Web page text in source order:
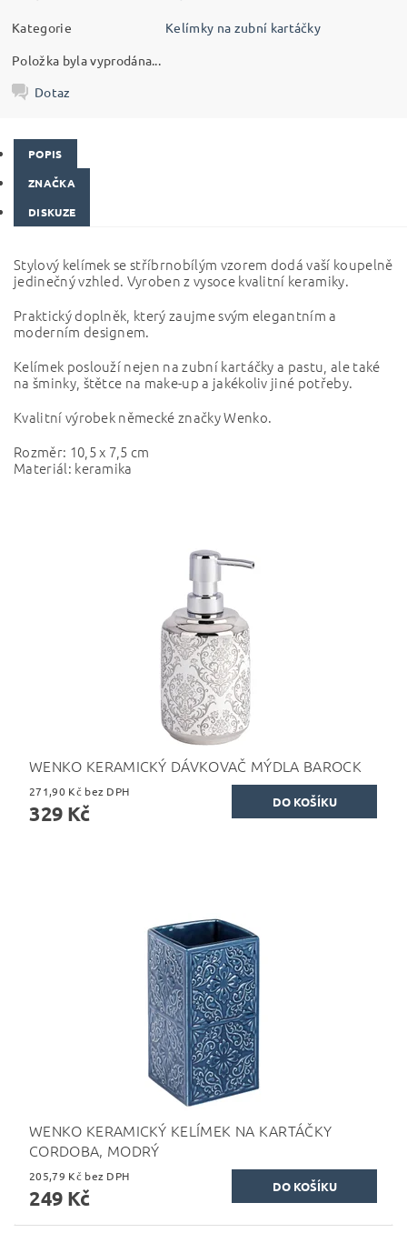
Kategorie
Kelímky na zubní kartáčky
Položka byla vyprodána...
Dotaz
POPIS
ZNAČKA
DISKUZE
Stylový kelímek se stříbrnobílým vzorem dodá vaší koupelně
jedinečný vzhled. Vyroben z vysoce kvalitní keramiky.
Praktický doplněk, který zaujme svým elegantním a
moderním designem.
Kelímek poslouží nejen na zubní kartáčky a pastu, ale také
na šminky, štětce na make-up a jakékoliv jiné potřeby.
Kvalitní výrobek německé značky Wenko.
Rozměr: 10,5 x 7,5 cm
Materiál: keramika
WENKO KERAMICKÝ DÁVKOVAČ MÝDLA BAROCK
271,90 Kč bez DPH
329 Kč
WENKO KERAMICKÝ KELÍMEK NA KARTÁČKY
CORDOBA, MODRÝ
205,79 Kč bez DPH
249 Kč